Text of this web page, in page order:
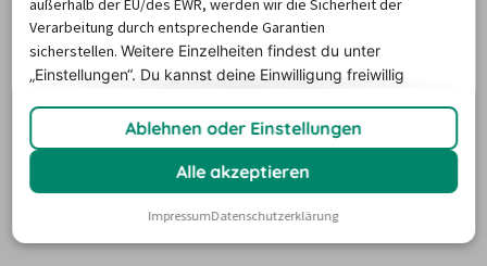
abdeckt, können Sie die Roadside Assistance Plus
buchen. Dieser optionale Schutz greift auch bei
selbstverschuldeten Missgeschicken, etwa bei einer
leeren Batterie oder im Fahrzeug eingeschlossenen
Schlüsseln.
außerhalb der EU/des EWR, werden wir die Sicherheit der
Verarbeitung durch entsprechende Garantien
sicherstellen.Weitere Einzelheiten findest du unter
„Einstellungen“. Du kannst deine Einwilligung freiwillig
Ablehnen oder Einstellungen
Alle akzeptieren
ImpressumDatenschutzerklärung